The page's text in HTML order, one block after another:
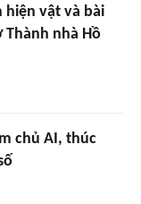
hiện vật và bài
nhà Hồ
chủ AI, thúc